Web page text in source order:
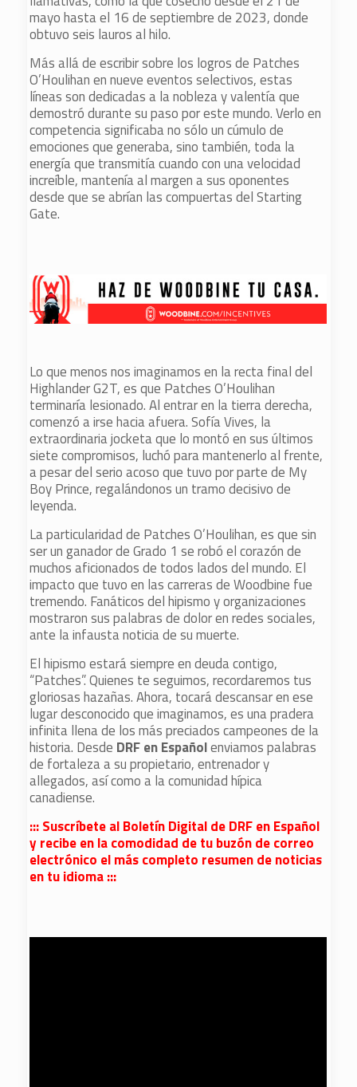
mayo hasta el 16 de septiembre de 2023, donde
obtuvo seis lauros al hilo.
Más allá de escribir sobre los logros de Patches
O’Houlihan en nueve eventos selectivos, estas
líneas son dedicadas a la nobleza y valentía que
demostró durante su paso por este mundo. Verlo en
competencia significaba no sólo un cúmulo de
emociones que generaba, sino también, toda la
energía que transmitía cuando con una velocidad
increíble, mantenía al margen a sus oponentes
desde que se abrían las compuertas del Starting
Gate.
Lo que menos nos imaginamos en la recta final del
Highlander G2T, es que Patches O’Houlihan
terminaría lesionado. Al entrar en la tierra derecha,
comenzó a irse hacia afuera. Sofía Vives, la
extraordinaria jocketa que lo montó en sus últimos
siete compromisos, luchó para mantenerlo al frente,
a pesar del serio acoso que tuvo por parte de My
Boy Prince, regalándonos un tramo decisivo de
leyenda.
La particularidad de Patches O’Houlihan, es que sin
ser un ganador de Grado 1 se robó el corazón de
muchos aficionados de todos lados del mundo. El
impacto que tuvo en las carreras de Woodbine fue
tremendo. Fanáticos del hipismo y organizaciones
mostraron sus palabras de dolor en redes sociales,
ante la infausta noticia de su muerte.
El hipismo estará siempre en deuda contigo,
“Patches”. Quienes te seguimos, recordaremos tus
gloriosas hazañas. Ahora, tocará descansar en ese
lugar desconocido que imaginamos, es una pradera
infinita llena de los más preciados campeones de la
historia. Desde DRF en Españolenviamos palabras
de fortaleza a su propietario, entrenador y
allegados, así como a la comunidad hípica
canadiense.
::: Suscríbete al Boletín Digital de DRF en Español
y recibe en la comodidad de tu buzón de correo
electrónico el más completo resumen de noticias
en tu idioma :::